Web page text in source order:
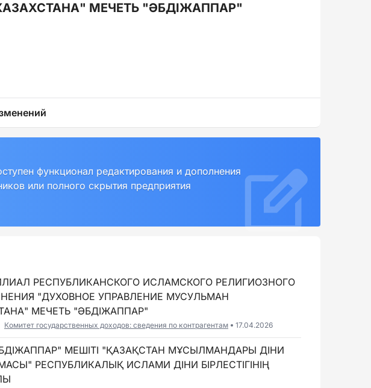
МЕЧЕТЬ "ӘБДІЖАППАР"
функционал редактирования и дополнения
или полного скрытия предприятия
РЕСПУБЛИКАНСКОГО ИСЛАМСКОГО РЕЛИГИОЗНОГО
"ДУХОВНОЕ УПРАВЛЕНИЕ МУСУЛЬМАН
МЕЧЕТЬ "ӘБДІЖАППАР"
Комитет государственных доходов: сведения по контрагентам 17.04.2026
МЕШІТІ "ҚАЗАҚСТАН МҰСЫЛМАНДАРЫ ДІНИ
РЕСПУБЛИКАЛЫҚ ИСЛАМИ ДІНИ БІРЛЕСТІГІНІҢ